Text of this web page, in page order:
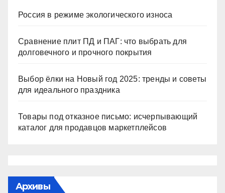
Россия в режиме экологического износа
Сравнение плит ПД и ПАГ: что выбрать для
долговечного и прочного покрытия
Выбор ёлки на Новый год 2025: тренды и советы
для идеального праздника
Товары под отказное письмо: исчерпывающий
каталог для продавцов маркетплейсов
Архивы